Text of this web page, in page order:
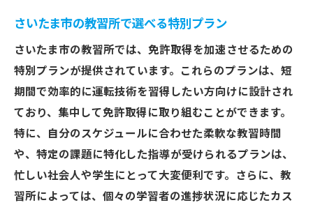
さいたま市の教習所で選べる特別プラン
さいたま市の教習所では、免許取得を加速させるための
特別プランが提供されています。これらのプランは、短
期間で効率的に運転技術を習得したい方向けに設計され
ており、集中して免許取得に取り組むことができます。
特に、自分のスケジュールに合わせた柔軟な教習時間
や、特定の課題に特化した指導が受けられるプランは、
忙しい社会人や学生にとって大変便利です。さらに、教
習所によっては、個々の学習者の進捗状況に応じたカス